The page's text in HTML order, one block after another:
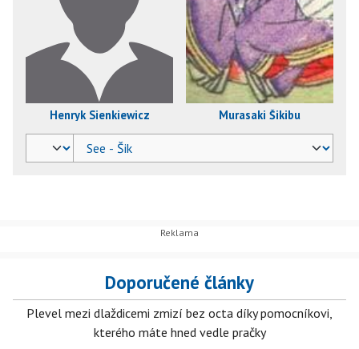
Henryk Sienkiewicz Murasaki Šikibu
Doporučené články
Plevel mezi dlaždicemi zmizí bez octa díky pomocníkovi,
kterého máte hned vedle pračky